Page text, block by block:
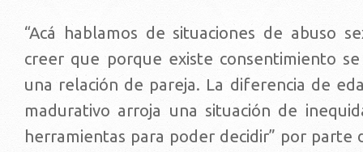
“Acá hablamos de situaciones de abuso
creer que porque existe consentimiento
una relación de pareja. La diferencia de
madurativo arroja una situación de
herramientas para poder decidir” por parte